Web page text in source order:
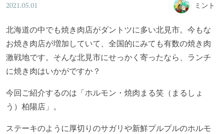
2021.05.01 ミント
北海道の中でも焼き肉店がダントツに多い北見市。今もな
お焼き肉店が増加していて、全国的にみても有数の焼き肉
激戦地です。そんな北見市にせっかく寄ったなら、ランチ
に焼き肉はいかがですか？
今回ご紹介するのは「ホルモン・焼肉まる笑（まるしょ
う）柏陽店」。
ステーキのように厚切りのサガリや新鮮プルプルのホルモ